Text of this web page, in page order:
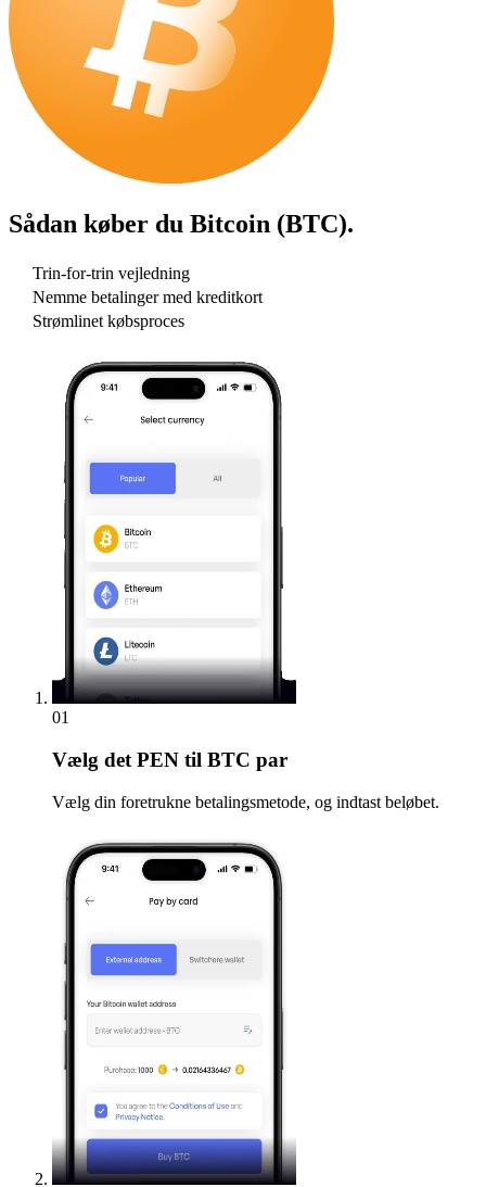
Sådan køber du Bitcoin (BTC).
Trin-for-trin vejledning
Nemme betalinger med kreditkort
Strømlinet købsproces
01
Vælg det PEN til BTC par
Vælg din foretrukne betalingsmetode, og indtast beløbet.